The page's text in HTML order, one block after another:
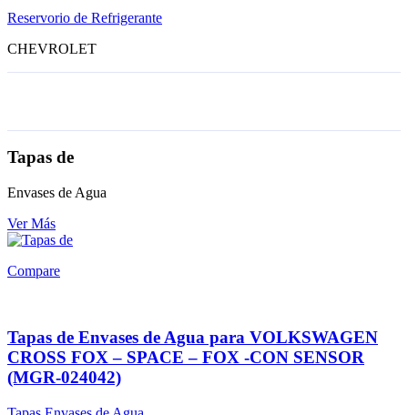
Reservorio de Refrigerante
CHEVROLET
Tapas de
Envases de Agua
Ver Más
Compare
Tapas de Envases de Agua para VOLKSWAGEN
CROSS FOX – SPACE – FOX -CON SENSOR
(MGR-024042)